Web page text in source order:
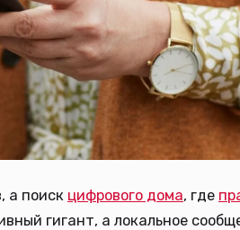
а поиск цифрового дома, где
гигант, а локальное